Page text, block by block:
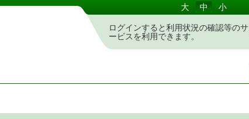
大 中 小
ログインすると利用状況の確認等のサ
ービスを利用できます。